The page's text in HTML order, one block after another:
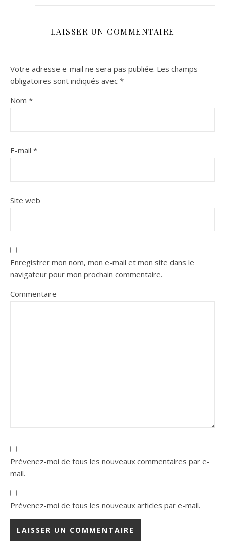
LAISSER UN COMMENTAIRE
Votre adresse e-mail ne sera pas publiée. Les champs
obligatoires sont indiqués avec *
Nom *
E-mail *
Site web
Enregistrer mon nom, mon e-mail et mon site dans le
navigateur pour mon prochain commentaire.
Commentaire
Prévenez-moi de tous les nouveaux commentaires par e-
mail.
Prévenez-moi de tous les nouveaux articles par e-mail.